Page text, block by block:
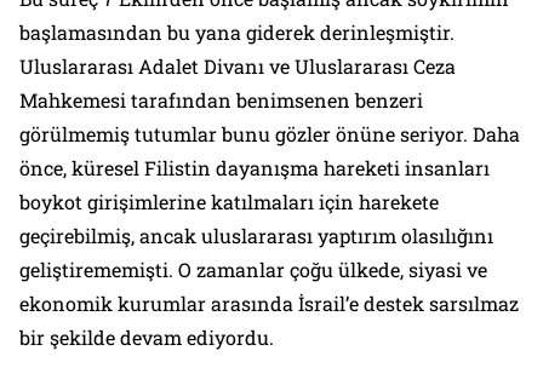
başlamasından bu yana giderek derinleşmiştir.
Uluslararası Adalet Divanı ve Uluslararası Ceza
Mahkemesi tarafından benimsenen benzeri
görülmemiş tutumlar bunu gözler önüne seriyor. Daha
önce, küresel Filistin dayanışma hareketi insanları
boykot girişimlerine katılmaları için harekete
geçirebilmiş, ancak uluslararası yaptırım olasılığını
geliştirememişti. O zamanlar çoğu ülkede, siyasi ve
ekonomik kurumlar arasında İsrail’e destek sarsılmaz
bir şekilde devam ediyordu.